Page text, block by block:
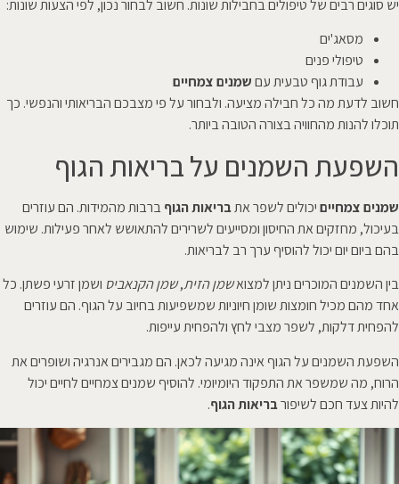
יש סוגים רבים של טיפולים בחבילות שונות. חשוב לבחור נכון, לפי הצעות שונות:
מסאג'ים
טיפולי פנים
עבודת גוף טבעית עםשמנים צמחיים
חשוב לדעת מה כל חבילה מציעה. ולבחור על פי מצבכם הבריאותי והנפשי. כך
תוכלו להנות מהחוויה בצורה הטובה ביותר.
השפעת השמנים על בריאות הגוף
שמנים צמחייםיכולים לשפר אתבריאות הגוףברבות מהמידות. הם עוזרים
בעיכול, מחזקים את החיסון ומסייעים לשרירים להתאושש לאחר פעילות. שימוש
בהם ביום יום יכול להוסיף ערך רב לבריאות.
בין השמנים המוכרים ניתן למצואשמן הזית,שמן הקנאביס ושמן זרעי פשתן. כל
אחד מהם מכיל חומצות שומן חיוניות שמשפיעות בחיוב על הגוף. הם עוזרים
להפחית דלקות, לשפר מצבי לחץ ולהפחית עייפות.
השפעת השמנים על הגוף אינה מגיעה לכאן. הם מגבירים אנרגיה ושופרים את
הרוח, מה שמשפר את התפקוד היומיומי. להוסיף שמנים צמחיים לחיים יכול
להיות צעד חכם לשיפורבריאות הגוף.